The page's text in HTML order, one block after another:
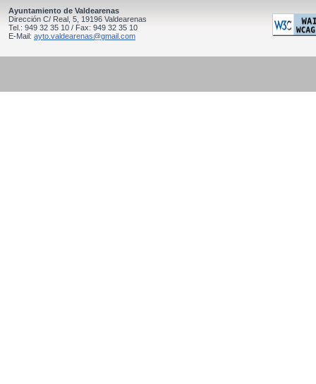
Ayuntamiento de Valdearenas
Dirección C/ Real, 5, 19196 Valdearenas
Tel.: 949 32 35 10 / Fax: 949 32 35 10
E-Mail: ayto.valdearenas@gmail.com